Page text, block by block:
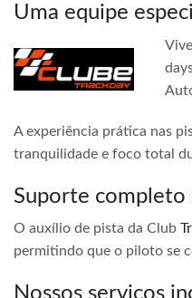
Uma equipe
A experiência prática nas
tranquilidade e foco total
Suporte completo
O auxílio de pista da Club
permitindo que o piloto se